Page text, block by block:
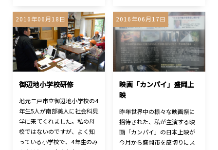
2016年06月18日
御辺地小学校研修
地元二戸市立御辺地小学校の4
年生5人が南部美人に社会科見
学に来てくれました。私の母
校ではないのですが、よく知
っている小学校で、4年生のみ
2016年06月17日
映画「カンパイ」盛岡上
映
昨年世界中の様々な映画祭に
招待された、私が主演する映
画「カンパイ」の日本上映が
今月から盛岡市を皮切りにス